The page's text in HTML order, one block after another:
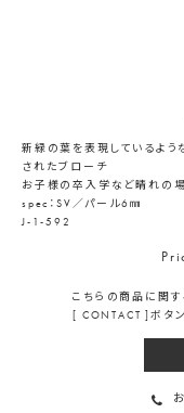
新緑の葉を表現しているよう
されたブローチ
お子様の卒入学など晴れの
spec：SV／パール6㎜
J-1-592
こちらの商品に関
[ CONTACT ]ボタ